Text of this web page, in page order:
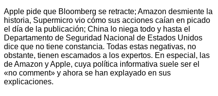
Apple pide que Bloomberg se retracte; Amazon desmiente la
historia, Supermicro vio cómo sus acciones caían en picado
el día de la publicación; China lo niega todo y hasta el
Departamento de Seguridad Nacional de Estados Unidos
dice que no tiene constancia. Todas estas negativas, no
obstante, tienen escamados a los expertos. En especial, las
de Amazon y Apple, cuya política informativa suele ser el
«no comment» y ahora se han explayado en sus
explicaciones.